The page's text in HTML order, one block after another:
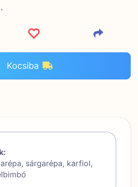
Kocsiba
sárgarépa, karfiol,